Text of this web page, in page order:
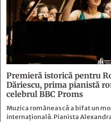
Premieră istorică pentru
Dăriescu, prima pianistă
celebrul BBC Proms
Muzica românească a bifat un
internațională. Pianista